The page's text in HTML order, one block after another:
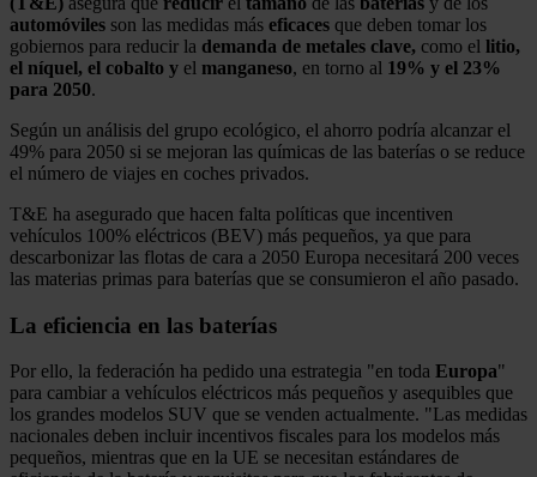
automóviles son las medidas más eficaces que deben tomar los
gobiernos para reducir la demanda de metales clave, como el litio,
el níquel, el cobalto y el manganeso, en torno al 19% y el 23%
para 2050.
Según un análisis del grupo ecológico, el ahorro podría alcanzar el
49% para 2050 si se mejoran las químicas de las baterías o se reduce
el número de viajes en coches privados.
T&E ha asegurado que hacen falta políticas que incentiven
vehículos 100% eléctricos (BEV) más pequeños, ya que para
descarbonizar las flotas de cara a 2050 Europa necesitará 200 veces
las materias primas para baterías que se consumieron el año pasado.
La eficiencia en las baterías
Por ello, la federación ha pedido una estrategia "en toda Europa"
para cambiar a vehículos eléctricos más pequeños y asequibles que
los grandes modelos SUV que se venden actualmente. "Las medidas
nacionales deben incluir incentivos fiscales para los modelos más
pequeños, mientras que en la UE se necesitan estándares de